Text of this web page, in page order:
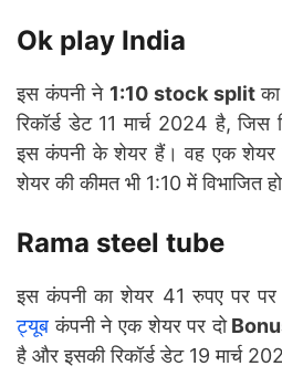
Ok play India
इस कंपनी ने 1:10 stock splitका
रिकॉर्ड डेट 11 मार्च 2024 है, जिस
इस कंपनी के शेयर हैं। वह एक
शेयर की कीमत भी 1:10 में विभाजित
Rama steel tube
इस कंपनी का शेयर 41 रुपए पर
ट्यूबकंपनी ने एक शेयर पर दो
है और इसकी रिकॉर्ड डेट 19 मार्च